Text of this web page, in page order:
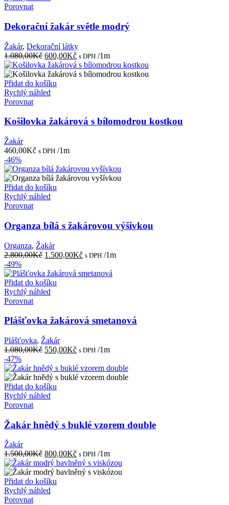
Porovnat
Dekorační žakár světle modrý
Žakár, Dekorační látky
1.080,00Kč Původní
cena
byla:
1.080,00Kč.
600,00KčAktuální
cena
je:
s DPH /1m
Přidat do košíku
Rychlý náhled
Porovnat
Košilovka žakárová s bílomodrou kostkou
Žakár
460,00Kč s DPH /1m
-46%
Přidat do košíku
Rychlý náhled
Porovnat
Organza bílá s žakárovou výšivkou
Organza, Žakár
2.800,00Kč Původní
byla:
2.800,00Kč.
1.500,00KčAktuální
je:
s DPH /1m
-49%
Přidat do košíku
Rychlý náhled
Porovnat
Plášťovka žakárová smetanová
Plášťovka, Žakár
1.080,00Kč Původní
byla:
1.080,00Kč.
550,00KčAktuální
je:
550,00Kč.
s DPH /1m
-47%
Přidat do košíku
Rychlý náhled
Porovnat
Žakár hnědý s buklé vzorem double
Žakár
1.500,00Kč Původní
cena
byla:
1.500,00Kč.
800,00KčAktuální
cena
je:
s DPH /1m
Přidat do košíku
Rychlý náhled
Porovnat